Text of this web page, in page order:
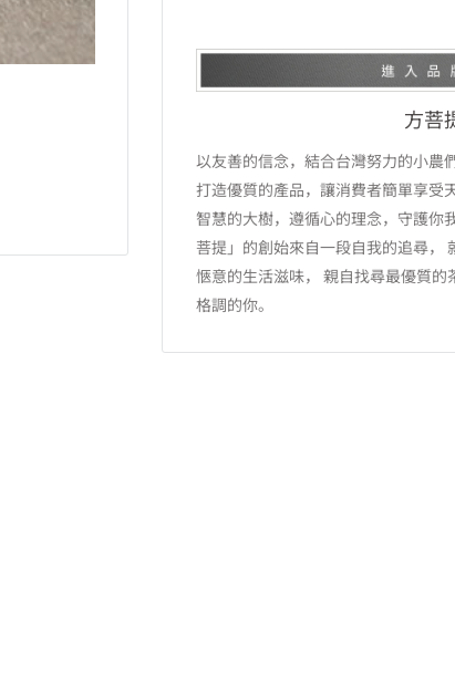
方菩
以友善的信念，結合台灣努力的小農
打造優質的產品，讓消費者簡單享受
智慧的大樹，遵循心的理念，守護你
菩提」的創始來自一段自我的追尋，
愜意的生活滋味， 親自找尋最優質
格調的你。